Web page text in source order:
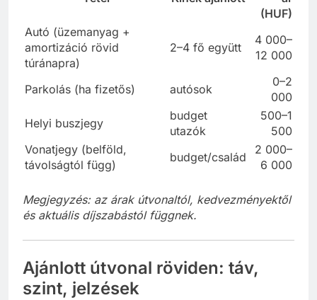
(HUF)
Autó (üzemanyag +
amortizáció rövid
túránapra)
2–4 fő együtt
4 000–
12 000
Parkolás (ha fizetős) autósok
0–2
000
Helyi buszjegy
budget
utazók
500–1
500
Vonatjegy (belföld,
távolságtól függ)
budget/család
2 000–
6 000
Megjegyzés: az árak útvonaltól, kedvezményektől
és aktuális díjszabástól függnek.
Ajánlott útvonal röviden: táv,
szint, jelzések